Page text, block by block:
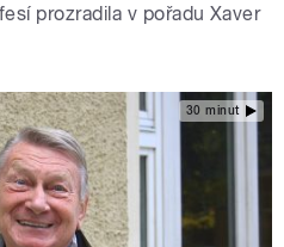
prozradila v pořadu Xaver
30 minut